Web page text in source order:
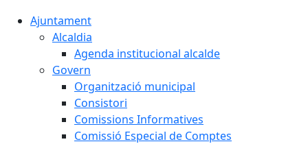
Ajuntament
Alcaldia
Agenda institucional alcalde
Govern
Organització municipal
Consistori
Comissions Informatives
Comissió Especial de Comptes